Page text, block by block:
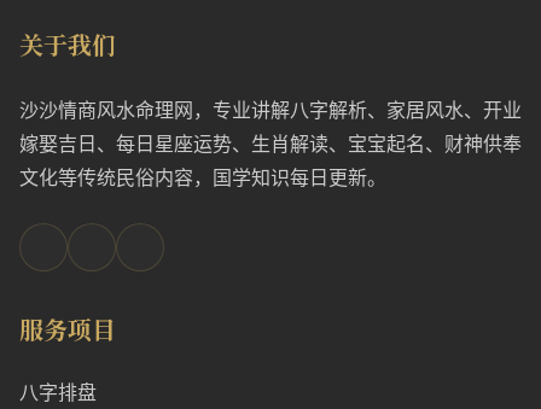
关于我们
沙沙情商风水命理网，专业讲解八字解析、家居风水、开业
嫁娶吉日、每日星座运势、生肖解读、宝宝起名、财神供奉
文化等传统民俗内容，国学知识每日更新。
服务项目
八字排盘